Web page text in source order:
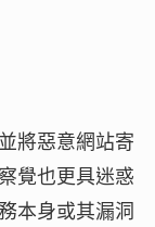
將惡意網站寄
覺也更具迷惑
本身或其漏洞